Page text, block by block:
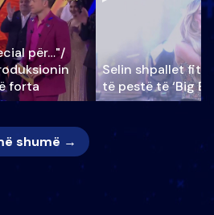
për…"/
forta
Selin shpallet
të pestë të ‘Big
shumë →